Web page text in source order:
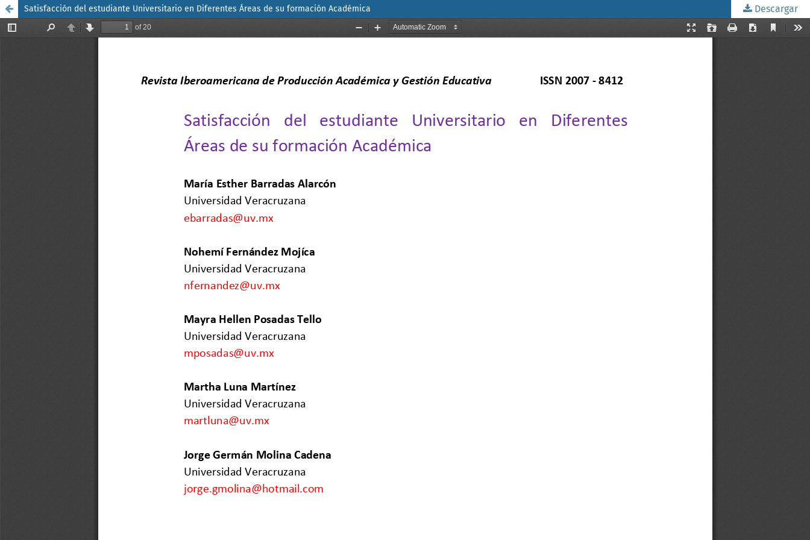
Satisfacción del estudiante Universitario en Diferentes Áreas de su formación Académica Descargar